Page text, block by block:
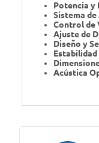
Potencia y
Sistema de
Control de
Ajuste de
Diseño y
Acústica